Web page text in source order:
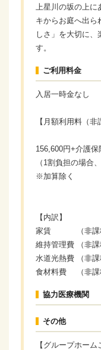
上星川の坂の上に
キからお庭へ出ら
しさ」を大切に、
す。
ご利用料金
入居一時金なし
【月額利用料（非
156,600円+介護保
（1割負担の場合
※加算除く
【内訳】
家賃 （非課税
維持管理費 （非
水道光熱費 （非
食材料費 （非課
協力医療機関
その他
【グループホーム